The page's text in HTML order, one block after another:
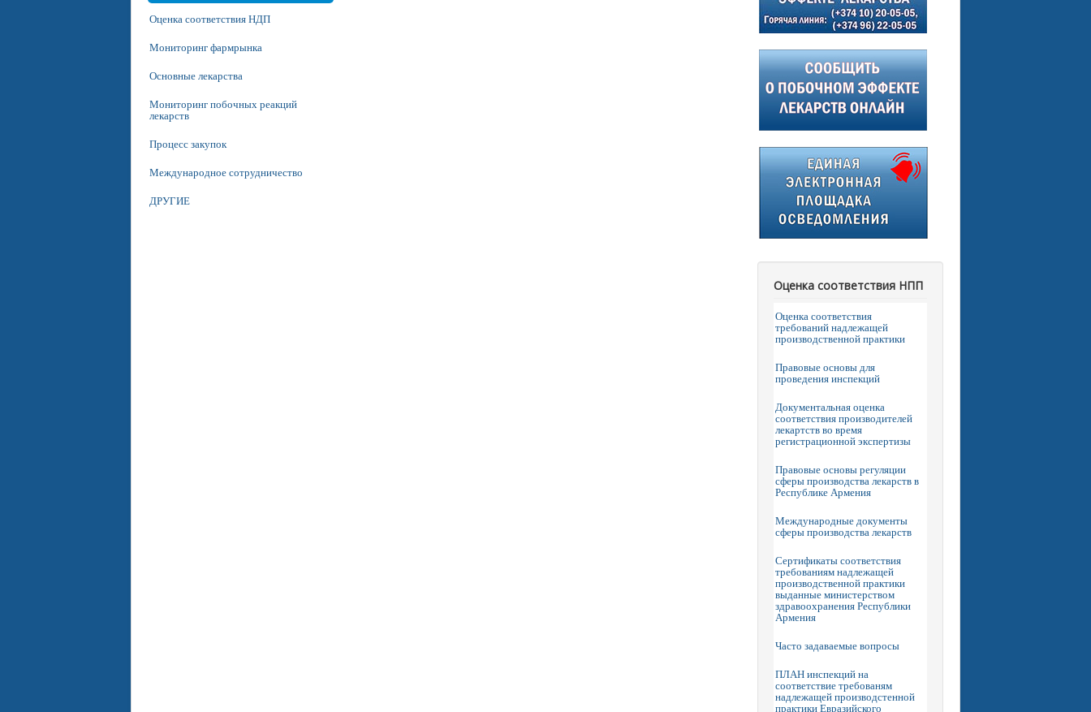
Оценка соответствия НДП
Мониторинг фармрынка
Основные лекарства
Мониторинг побочных реакций
лекарств
Процесс закупок
Международное сотрудничество
ДРУГИЕ
Оценка соответствия НПП
Оценка соответствия
требований надлежащей
производственной практики
Правовые основы для
проведения инспекций
Документальная оценка
соответствия производителей
лекартств во время
регистрационной экспертизы
Правовые основы регуляции
сферы производства лекарств в
Республике Армения
Международные документы
сферы производства лекарств
Сертификаты соответствия
требованиям надлежащей
производственной практики
выданные министерством
здравоохранения Республики
Армения
Часто задаваемые вопросы
ПЛАН инспекций на
соответствие требованям
надлежащей производстенной
практики Евразийского